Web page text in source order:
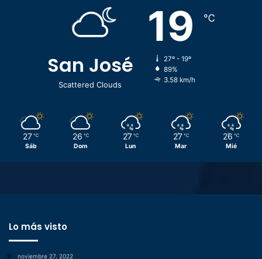
San José
Scattered Clouds
19 ℃
27º - 19º
89%
3.58 km/h
27 ℃
Sáb
26 ℃
Dom
27 ℃
Lun
27 ℃
Mar
26 ℃
Mié
Lo más visto
noviembre 27, 2022